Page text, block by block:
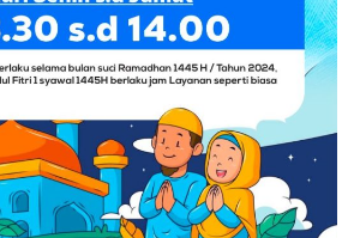
pengelolaan aset daerah,
pengadaan barang dan jasa,
melalui optimalisasi pajak dan
tindak lanjut rekomendasi
(BPK), penguatan fungsi
penajaman prioritas
peningkatan pembinaan olahraga.